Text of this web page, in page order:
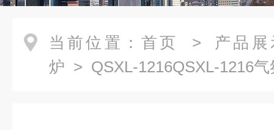
当前位置： 首页 > 产品展
炉 > QSXL-1216QSXL-1216